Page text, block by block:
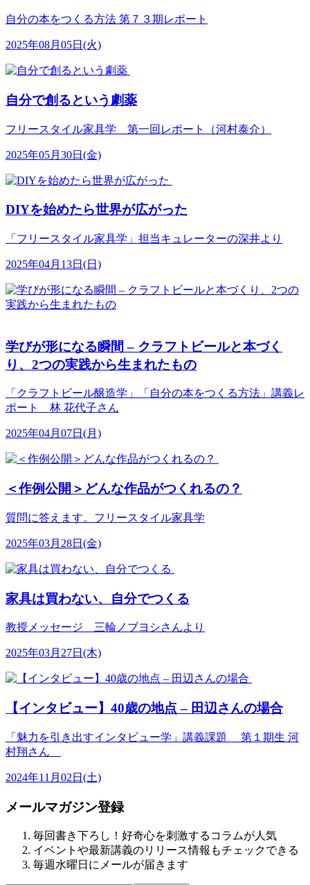
自分の本をつくる方法 第７３期レポート
2025年08月05日(火)
自分で創るという劇薬
フリースタイル家具学 第一回レポート（河村泰介）
2025年05月30日(金)
DIYを始めたら世界が広がった
「フリースタイル家具学」担当キュレーターの深井より
2025年04月13日(日)
学びが形になる瞬間 – クラフトビールと本づく
り、2つの実践から生まれたもの
「クラフトビール醸造学」「自分の本をつくる方法」講義レ
ポート 林 花代子さん
2025年04月07日(月)
＜作例公開＞どんな作品がつくれるの？
質問に答えます。フリースタイル家具学
2025年03月28日(金)
家具は買わない、自分でつくる
教授メッセージ 三輪ノブヨシさんより
2025年03月27日(木)
【インタビュー】40歳の地点 – 田辺さんの場合
「魅力を引き出すインタビュー学」講義課題 第１期生 河
村翔さん
2024年11月02日(土)
メールマガジン登録
毎回書き下ろし！好奇心を刺激するコラムが人気
イベントや最新講義のリリース情報もチェックできる
毎週水曜日にメールが届きます